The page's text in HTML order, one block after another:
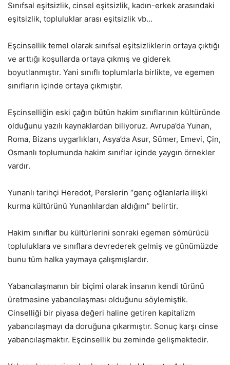
Sınıfsal eşitsizlik, cinsel eşitsizlik, kadın-erkek arasındaki
eşitsizlik, topluluklar arası eşitsizlik vb…
Eşcinsellik temel olarak sınıfsal eşitsizliklerin ortaya çıktığı
ve arttığı koşullarda ortaya çıkmış ve giderek
boyutlanmıştır. Yani sınıflı toplumlarla birlikte, ve egemen
sınıfların içinde ortaya çıkmıştır.
Eşcinselliğin eski çağın bütün hakim sınıflarının kültüründe
olduğunu yazılı kaynaklardan biliyoruz. Avrupa’da Yunan,
Roma, Bizans uygarlıkları, Asya’da Asur, Sümer, Emevi, Çin,
Osmanlı toplumunda hakim sınıflar içinde yaygın örnekler
vardır.
Yunanlı tarihçi Heredot, Perslerin “genç oğlanlarla ilişki
kurma kültürünü Yunanlılardan aldığını” belirtir.
Hakim sınıflar bu kültürlerini sonraki egemen sömürücü
topluluklara ve sınıflara devrederek gelmiş ve günümüzde
bunu tüm halka yaymaya çalışmışlardır.
Yabancılaşmanın bir biçimi olarak insanın kendi türünü
üretmesine yabancılaşması olduğunu söylemiştik.
Cinselliği bir piyasa değeri haline getiren kapitalizm
yabancılaşmayı da doruğuna çıkarmıştır. Sonuç karşı cinse
yabancılaşmaktır. Eşcinsellik bu zeminde gelişmektedir.